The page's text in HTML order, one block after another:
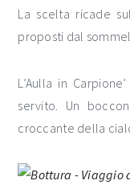
La scelta ricade
proposti dal
L’Aulla in
servito. Un
croccante della